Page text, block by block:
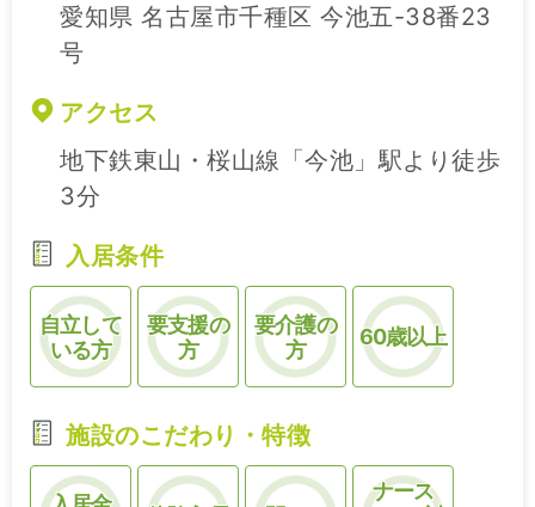
愛知県 名古屋市千種区 今池五-38番23
号
アクセス
地下鉄東山・桜山線「今池」駅より徒歩
3分
入居条件
自立して
いる方
要支援の
方
要介護の
方
60歳以上
施設のこだわり・特徴
ナース